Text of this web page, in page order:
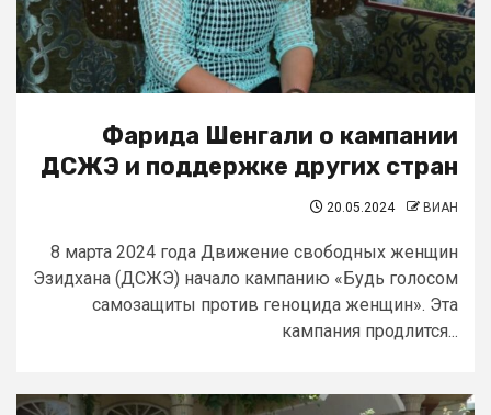
Фарида Шенгали о кампании
ДСЖЭ и поддержке других стран
20.05.2024 ВИАН
8 марта 2024 года Движение свободных женщин
Эзидхана (ДСЖЭ) начало кампанию «Будь голосом
самозащиты против геноцида женщин». Эта
кампания продлится...